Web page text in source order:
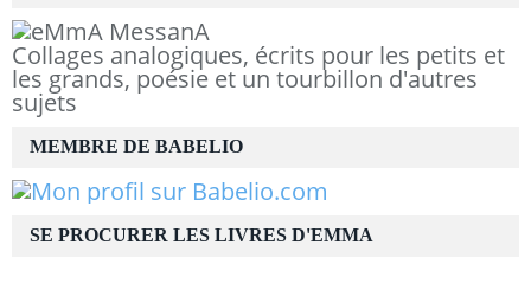
Collages analogiques, écrits pour les petits et
les grands, poésie et un tourbillon d'autres
sujets
MEMBRE DE BABELIO
SE PROCURER LES LIVRES D'EMMA